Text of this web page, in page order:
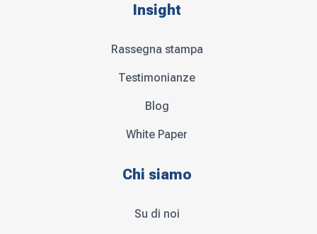
Insight
Rassegna stampa
Testimonianze
Blog
White Paper
Chi siamo
Su di noi